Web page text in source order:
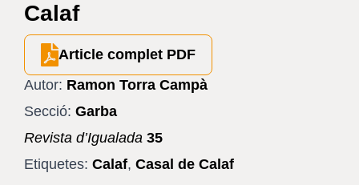
Calaf
Article complet PDF
Autor: Ramon Torra Campà
Secció: Garba
Revista d’Igualada 35
Etiquetes: Calaf, Casal de Calaf